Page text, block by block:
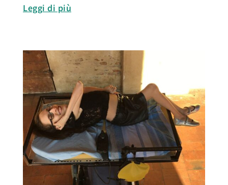
Leggi di più